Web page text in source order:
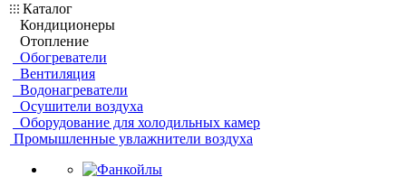
Каталог
Кондиционеры
Отопление
Обогреватели
Вентиляция
Водонагреватели
Осушители воздуха
Оборудование для холодильных камер
Промышленные увлажнители воздуха